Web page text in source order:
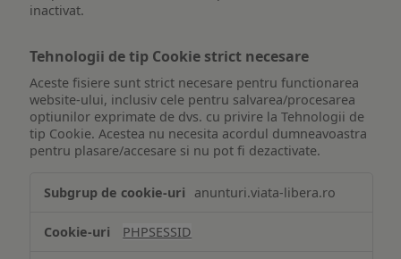
inactivat.
Tehnologii de tip Cookie strict necesare
Aceste fisiere sunt strict necesare pentru functionarea
website-ului, inclusiv cele pentru salvarea/procesarea
optiunilor exprimate de dvs. cu privire la Tehnologii de
tip Cookie. Acestea nu necesita acordul dumneavoastra
pentru plasare/accesare si nu pot fi dezactivate.
de
Cookie
anunturi.viata-libera.ro
PHPSESSID